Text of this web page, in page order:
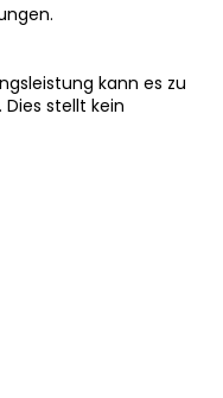
kann es zu
stellt kein